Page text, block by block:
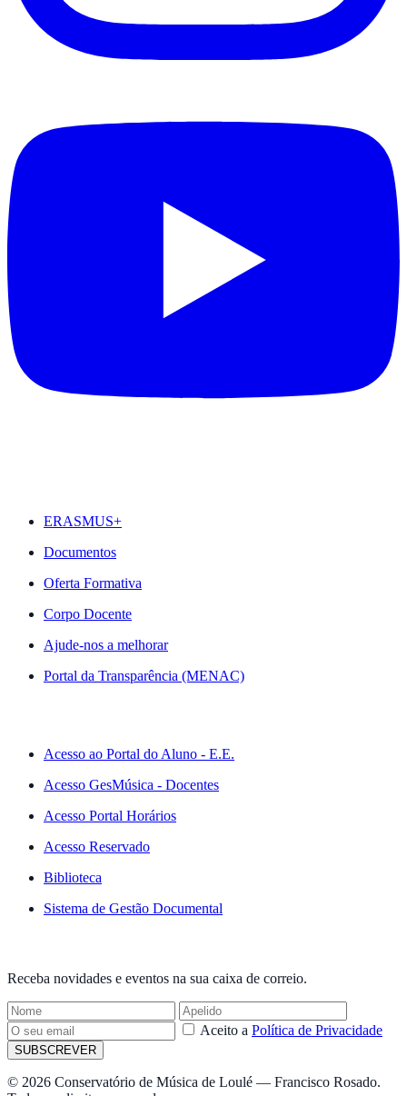
ERASMUS+
Documentos
Oferta Formativa
Corpo Docente
Ajude-nos a melhorar
Portal da Transparência (MENAC)
Acesso ao Portal do Aluno - E.E.
Acesso GesMúsica - Docentes
Acesso Portal Horários
Acesso Reservado
Biblioteca
Sistema de Gestão Documental
Receba novidades e eventos na sua caixa de correio.
Aceito a Política de Privacidade
SUBSCREVER
© 2026 Conservatório de Música de Loulé — Francisco Rosado.